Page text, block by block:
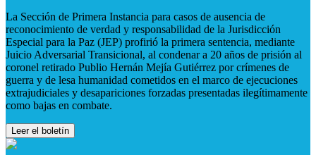
La Sección de Primera Instancia para casos de ausencia de
reconocimiento de verdad y responsabilidad de la Jurisdicción
Especial para la Paz (JEP) profirió la primera sentencia, mediante
Juicio Adversarial Transicional, al condenar a 20 años de prisión al
coronel retirado Publio Hernán Mejía Gutiérrez por crímenes de
guerra y de lesa humanidad cometidos en el marco de ejecuciones
extrajudiciales y desapariciones forzadas presentadas ilegítimamente
como bajas en combate.
Leer el boletín